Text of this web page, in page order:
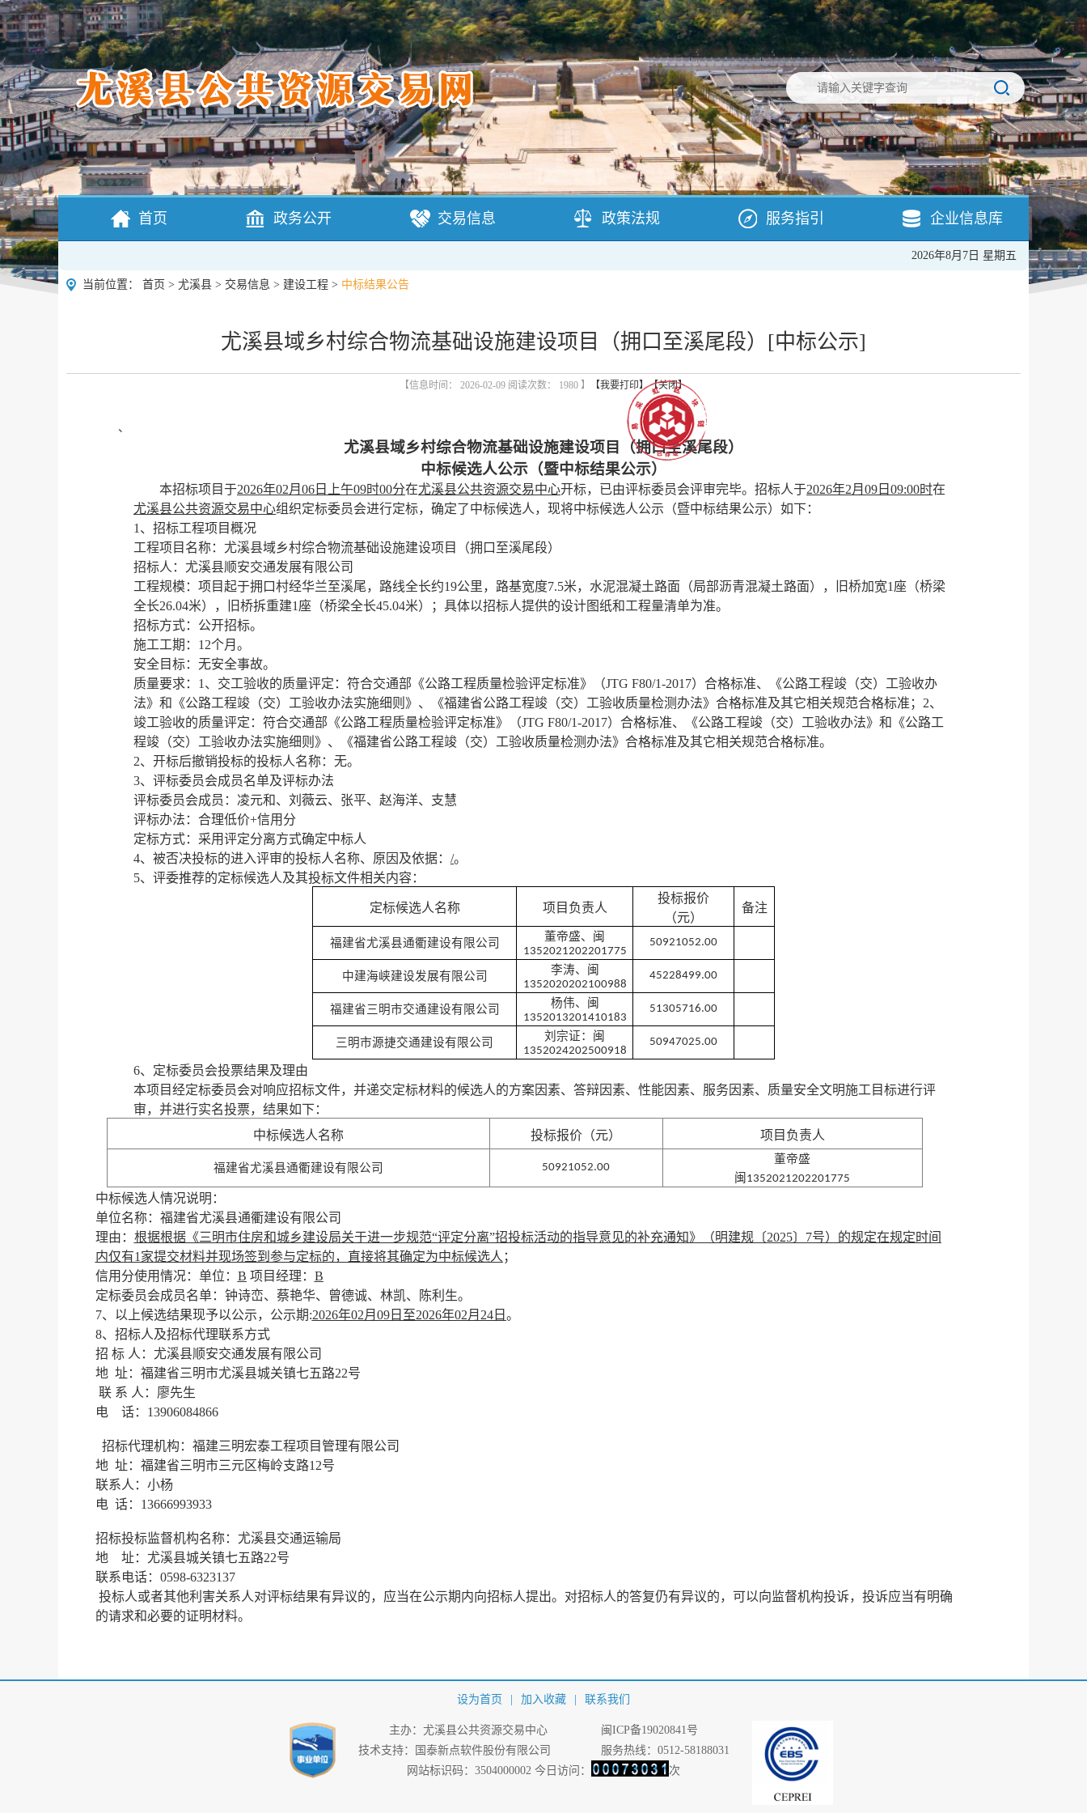
首页 政务公开 交易信息 政策法规 服务指引 企业信息库
2026年8月7日 星期五
当前位置： 首页 > 尤溪县 > 交易信息 > 建设工程 > 中标结果公告
尤溪县域乡村综合物流基础设施建设项目（拥口至溪尾段）[中标公示]
【信息时间： 2026-02-09 阅读次数： 1980 】 【我要打印】【关闭】
、
尤溪县域乡村综合物流基础设施建设项目（拥口至溪尾段）
中标候选人公示（暨中标结果公示）
本招标项目于2026年02月06日上午09时00分在尤溪县公共资源交易中心开标，已由评标委员会评审完毕。招标人于2026年2月09日09:00时在
尤溪县公共资源交易中心组织定标委员会进行定标，确定了中标候选人，现将中标候选人公示（暨中标结果公示）如下：
1、招标工程项目概况
工程项目名称：尤溪县域乡村综合物流基础设施建设项目（拥口至溪尾段）
招标人：尤溪县顺安交通发展有限公司
工程规模：项目起于拥口村经华兰至溪尾，路线全长约19公里，路基宽度7.5米，水泥混凝土路面（局部沥青混凝土路面），旧桥加宽1座（桥梁
全长26.04米），旧桥拆重建1座（桥梁全长45.04米）；具体以招标人提供的设计图纸和工程量清单为准。
招标方式： 公开招标。
施工工期： 12个月。
安全目标：无安全事故。
质量要求： 1、 交工验收的质量评定：符合交通部《公路工程质量检验评定标准》（JTG F80/1-2017）合格标准、《公路工程竣（交）工验收办
法》和《公路工程竣（交）工验收办法实施细则》、《福建省公路工程竣（交）工验收质量检测办法》合格标准及其它相关规范合格标准；2、
竣工验收的质量评定：符合交通部《公路工程质量检验评定标准》（JTG F80/1-2017）合格标准、《公路工程竣（交）工验收办法》和《公路工
程竣（交）工验收办法实施细则》、《福建省公路工程竣（交）工验收质量检测办法》合格标准及其它相关规范合格标准。
2、开标后撤销投标的投标人名称：无。
3、评标委员会成员名单及评标办法
评标委员会成员：凌元和、刘薇云、张平、赵海洋、支慧
评标办法：合理低价+信用分
定标方式： 采用评定分离方式确定中标人
4、被否决投标的进入评审的投标人名称、原因及依据：/。
5、评委推荐的定标候选人及其投标文件相关内容：
定标候选人名称 项目负责人
投标报价
（元）
备注
福建省尤溪县通衢建设有限公司 董帝盛、闽
1352021202201775
50921052.00
中建海峡建设发展有限公司 李涛、闽
1352020202100988
45228499.00
福建省三明市交通建设有限公司 杨伟、闽
1352013201410183
51305716.00
三明市源捷交通建设有限公司 刘宗证：闽
1352024202500918
50947025.00
6、 定标委员会投票结果及理由
本项目经定标委员会对响应招标文件，并递交定标材料的候选人的方案因素、答辩因素、性能因素、服务因素、质量安全文明施工目标进行评
审，并进行实名投票，结果如下：
中标候选人名称
投标报价（元） 项目负责人
福建省尤溪县通衢建设有限公司 50921052.00
董帝盛
闽 1352021202201775
中标候选人情况说明：
单位名称：福建省尤溪县通衢建设有限公司
理由： 根据根据《三明市住房和城乡建设局关于进一步规范“评定分离”招投标活动的指导意见的补充通知》（明建规〔2025〕7号）的规定在规定时间
内仅有1家提交材料并现场签到参与定标的，直接将其确定为中标候选人 ；
信用分使用情况：单位： B 项目经理： B
定标委员会成员名单：钟诗峦、 蔡艳华、曾德诚、林凯、陈利生。
7、 以上候选结果现予以公示，公示期:2026年02月09日至2026年02月24日 。
8、 招标人及招标代理联系方式
招 标 人：尤溪县顺安交通发展有限公司
地 址：福建省三明市尤溪县城关镇七五路22号
联 系 人：廖先生
电
话： 13906084866
招标代理机构：福建三明宏泰工程项目管理有限公司
地 址：福建省三明市三元区梅岭支路12号
联系人：小杨
电 话： 13666993933
招标投标监督机构名称：尤溪县交通运输局
地
址：尤溪县城关镇七五路22号
联系电话： 0598-6323137
投标人或者其他利害关系人对评标结果有异议的，应当在公示期内向招标人提出。对招标人的答复仍有异议的，可以向监督机构投诉，投诉应当有明确
的请求和必要的证明材料。
设为首页 加入收藏 联系我们
主办：尤溪县公共资源交易中心
闽ICP备19020841号
技术支持：国泰新点软件股份有限公司
服务热线：0512-58188031
网站标识码：3504000002 今日访问：
次